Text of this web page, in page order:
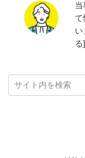
当
て
る]